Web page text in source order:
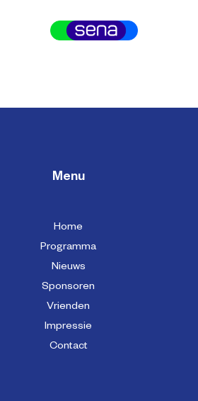
Menu
Home
Programma
Nieuws
Sponsoren
Vrienden
Impressie
Contact